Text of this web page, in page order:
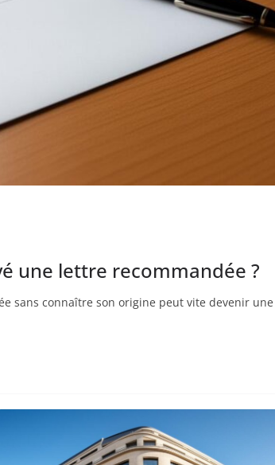
une lettre recommandée ?
sans connaître son origine peut vite devenir une